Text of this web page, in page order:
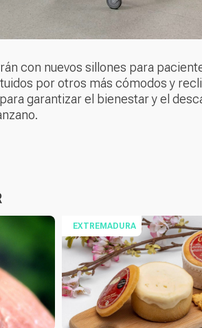
con nuevos sillones para
por otros más cómodos y
garantizar el bienestar y el
EXTREMADURA